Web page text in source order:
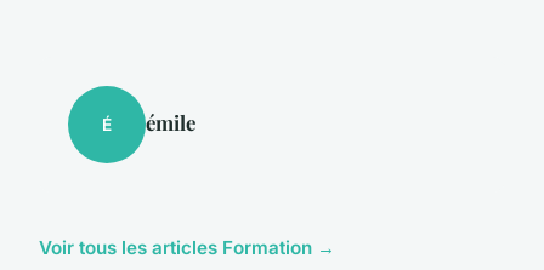
É émile
Voir tous les articles Formation →